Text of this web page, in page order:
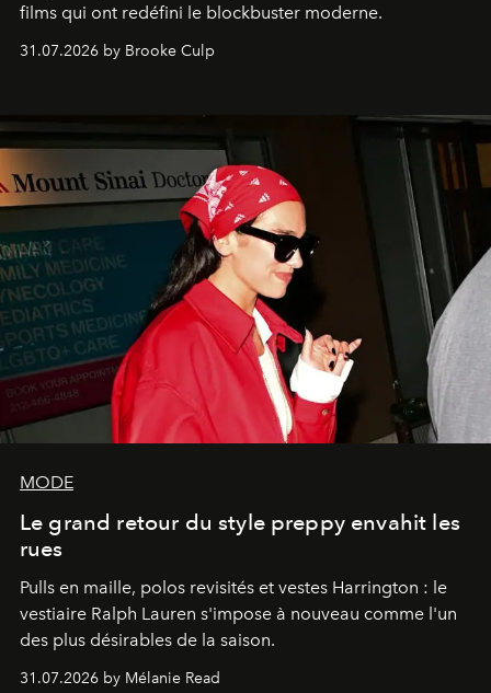
films qui ont redéfini le blockbuster moderne.
31.07.2026 by Brooke Culp
MODE
Le grand retour du style preppy envahit les
rues
Pulls en maille, polos revisités et vestes Harrington : le
vestiaire Ralph Lauren s'impose à nouveau comme l'un
des plus désirables de la saison.
31.07.2026 by Mélanie Read